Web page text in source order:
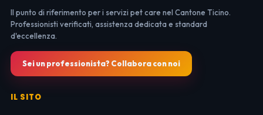
Il punto di riferimento per i servizi pet care nel Cantone Ticino.
Professionisti verificati, assistenza dedicata e standard
d'eccellenza.
Sei un professionista? Collabora con noi
IL SITO